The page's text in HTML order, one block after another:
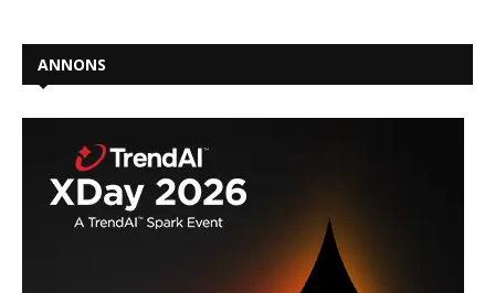
ANNONS